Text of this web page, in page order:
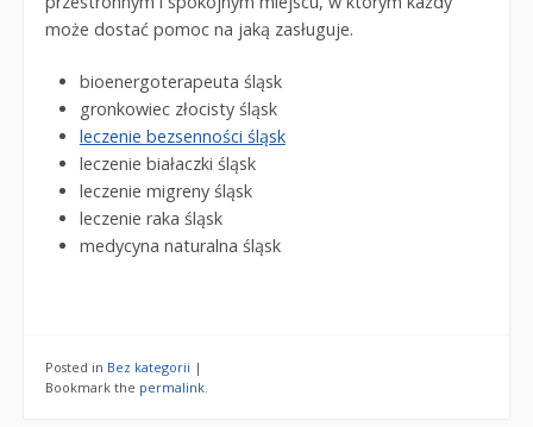
może dostać pomoc na jaką zasługuje.
bioenergoterapeuta śląsk
gronkowiec złocisty śląsk
leczenie bezsenności śląsk
leczenie białaczki śląsk
leczenie migreny śląsk
leczenie raka śląsk
medycyna naturalna śląsk
Posted in Bez kategorii |
Bookmark the permalink